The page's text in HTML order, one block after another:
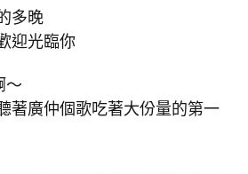
多晚
迎光臨你
～
著廣仲個歌吃著大份量的第一